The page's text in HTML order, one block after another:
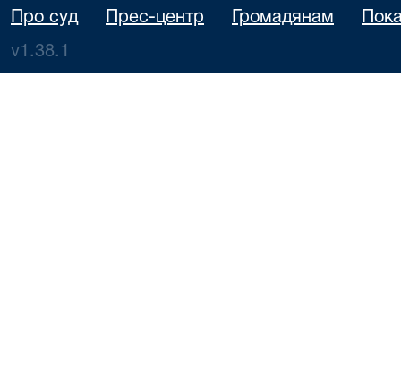
Про суд Прес-центр Громадянам
v1.38.1